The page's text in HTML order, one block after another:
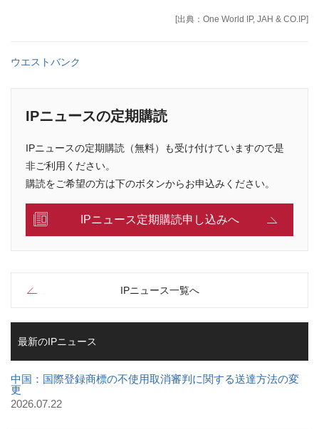
[出典：One World IP, JAH & CO.IP]
ウエストバンク
IPニュースの定期購読
IPニュースの定期購読（無料）も受け付けていますので是
非ご利用ください。
購読をご希望の方は下のボタンからお申込みください。
IPニュース定期購読申し込みへ
IPニュース一覧へ
最新のIPニュース
中国：国際登録商標の不使用取消審判に関する送達方法の変
更
2026.07.22